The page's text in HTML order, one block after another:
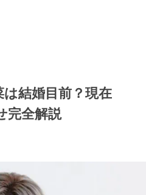
結婚目前？現在
完全解説